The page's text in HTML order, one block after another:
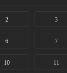
2 3
6 7
10 11